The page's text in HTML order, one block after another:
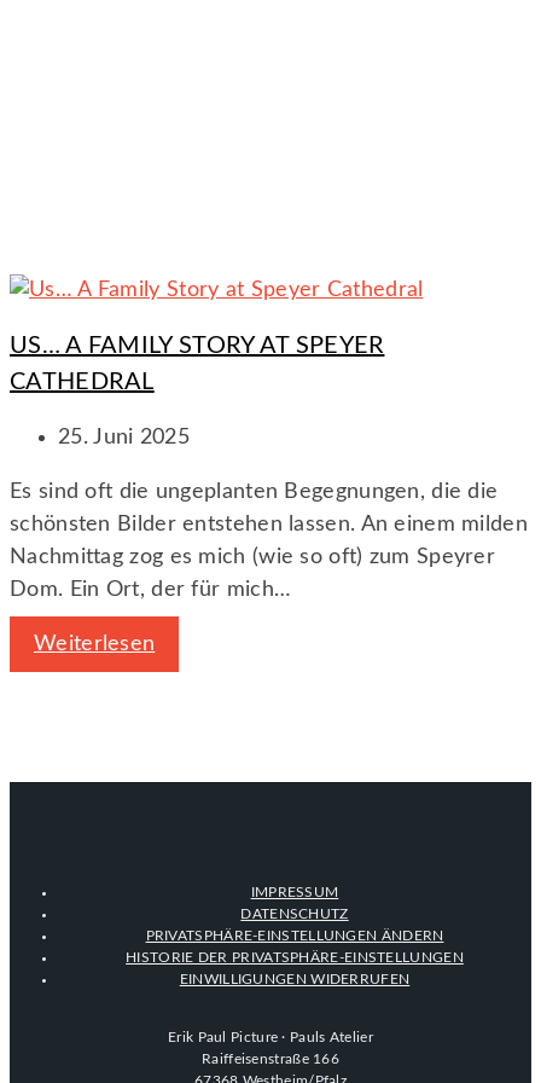
US… A FAMILY STORY AT SPEYER
CATHEDRAL
25. Juni 2025
Es sind oft die ungeplanten Begegnungen, die die
schönsten Bilder entstehen lassen. An einem milden
Nachmittag zog es mich (wie so oft) zum Speyrer
Dom. Ein Ort, der für mich…
Weiterlesen
IMPRESSUM
DATENSCHUTZ
PRIVATSPHÄRE-EINSTELLUNGEN ÄNDERN
HISTORIE DER PRIVATSPHÄRE-EINSTELLUNGEN
EINWILLIGUNGEN WIDERRUFEN
Erik Paul Picture · Pauls Atelier
Raiffeisenstraße 166
67368 Westheim/Pfalz